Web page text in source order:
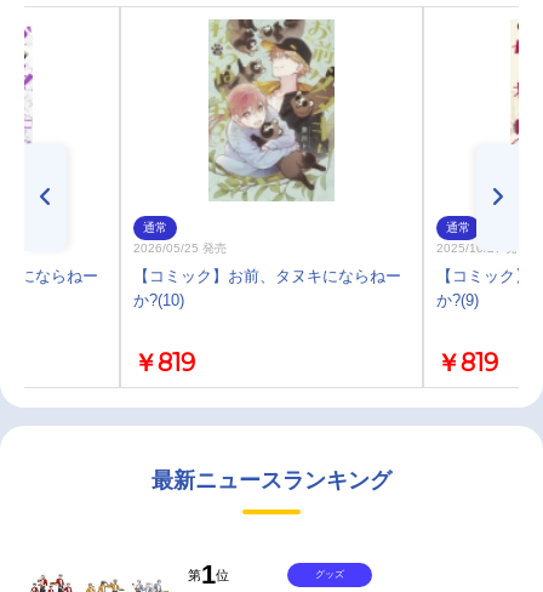
にならねー
通常
2026/05/25 発売
【コミック】お前、タヌキにならねー
か?(10)
￥819
通常
2025/10/27 発売
【コミック】
か?(9)
￥819
最新ニュースランキング
第1位 グッズ